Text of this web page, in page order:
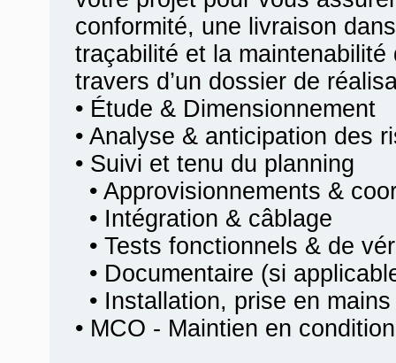
conformité, une livraison
traçabilité et la
travers d’un dossier de
• Étude & Dimensionnement
• Analyse & anticipation des
• Suivi et tenu du planning
• Approvisionnements &
• Intégration & câblage
• Tests fonctionnels & de
• Documentaire (si
• Installation, prise en
• MCO - Maintien en